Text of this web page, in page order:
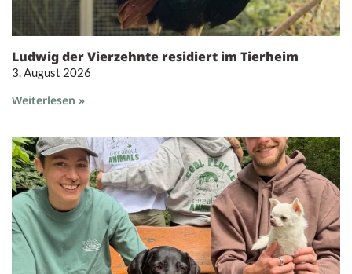
Ludwig der Vierzehnte residiert im Tierheim
3. August 2026
Weiterlesen »